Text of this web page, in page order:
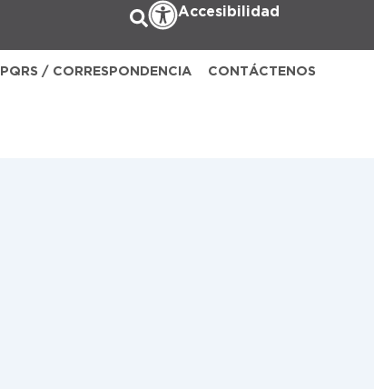
Accesibilidad
PQRS / CORRESPONDENCIA CONTÁCTENOS